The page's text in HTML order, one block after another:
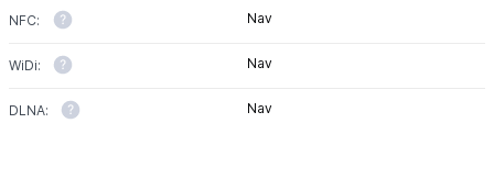
NFC: Nav
WiDi: Nav
DLNA: Nav